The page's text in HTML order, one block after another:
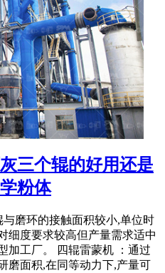
三个辊的好用还是
粉体
与磨环的接触面积较小,单位时
细度要求较高但产量需求适中
加工厂。 四辊雷蒙机 ：通过
磨面积,在同等动力下,产量可